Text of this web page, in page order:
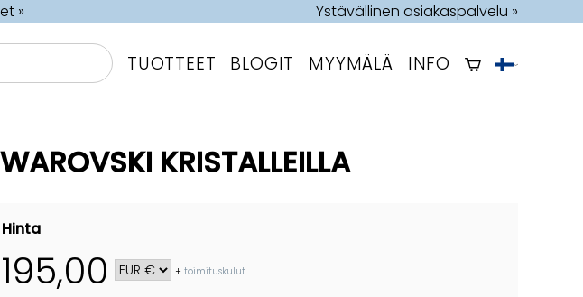
» Ystävällinen asiakaspalvelu »
TUOTTEET BLOGIT MYYMÄLÄ INFO
KRISTALLEILLA
Hinta
195,00 +toimituskulut